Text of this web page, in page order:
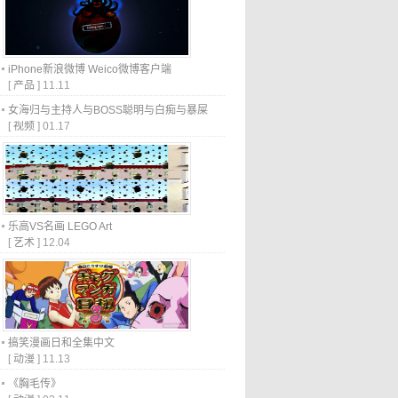
iPhone新浪微博 Weico微博客户端
[ 产品 ] 11.11
女海归与主持人与BOSS聪明与白痴与暴屎
[ 视频 ] 01.17
乐高VS名画 LEGO Art
[ 艺术 ] 12.04
搞笑漫画日和全集中文
[ 动漫 ] 11.13
《胸毛传》